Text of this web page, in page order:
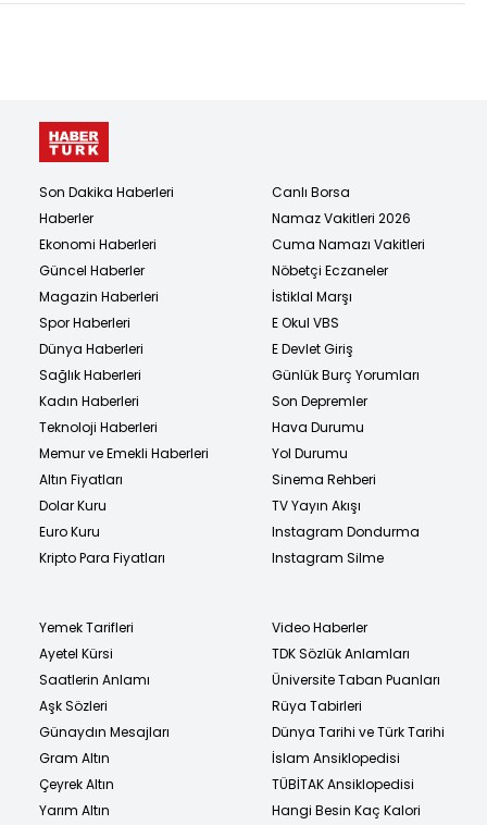
Son Dakika Haberleri
Haberler
Ekonomi Haberleri
Güncel Haberler
Magazin Haberleri
Spor Haberleri
Dünya Haberleri
Sağlık Haberleri
Kadın Haberleri
Teknoloji Haberleri
Memur ve Emekli Haberleri
Altın Fiyatları
Dolar Kuru
Euro Kuru
Kripto Para Fiyatları
Canlı Borsa
Namaz Vakitleri 2026
Cuma Namazı Vakitleri
Nöbetçi Eczaneler
İstiklal Marşı
E Okul VBS
E Devlet Giriş
Günlük Burç Yorumları
Son Depremler
Hava Durumu
Yol Durumu
Sinema Rehberi
TV Yayın Akışı
Instagram Dondurma
Instagram Silme
Yemek Tarifleri
Ayetel Kürsi
Saatlerin Anlamı
Aşk Sözleri
Günaydın Mesajları
Gram Altın
Çeyrek Altın
Yarım Altın
Video Haberler
TDK Sözlük Anlamları
Üniversite Taban Puanları
Rüya Tabirleri
Dünya Tarihi ve Türk Tarihi
İslam Ansiklopedisi
TÜBİTAK Ansiklopedisi
Hangi Besin Kaç Kalori